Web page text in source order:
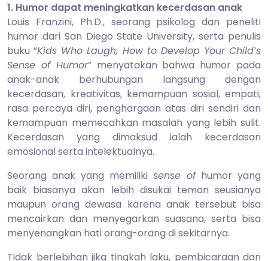
1. Humor dapat meningkatkan kecerdasan anak
Louis Franzini, Ph.D., seorang psikolog dan peneliti
humor dari San Diego State University, serta penulis
buku ”Kids Who Laugh, How to Develop Your Child’s
Sense of Humor” menyatakan bahwa humor pada
anak-anak berhubungan langsung dengan
kecerdasan, kreativitas, kemampuan sosial, empati,
rasa percaya diri, penghargaan atas diri sendiri dan
kemampuan memecahkan masalah yang lebih sulit.
Kecerdasan yang dimaksud ialah kecerdasan
emosional serta intelektualnya.
Seorang anak yang memiliki sense ofhumor yang
baik biasanya akan lebih disukai teman seusianya
maupun orang dewasa karena anak tersebut bisa
mencairkan dan menyegarkan suasana, serta bisa
menyenangkan hati orang-orang di sekitarnya.
Tidak berlebihan jika tingkah laku, pembicaraan dan